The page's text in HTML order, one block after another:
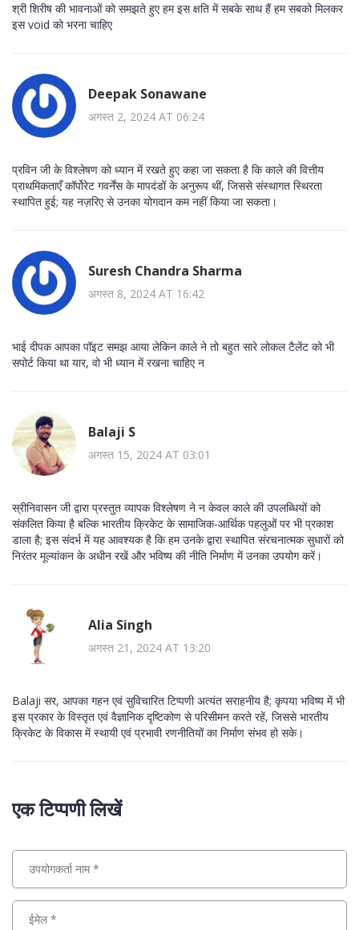
श्री शिरीष की भावनाओं को समझते हुए हम इस क्षति में सबके साथ हैं हम सबको मिलकर
इस void को भरना चाहिए
Deepak Sonawane
अगस्त 2, 2024 AT 06:24
प्रविन जी के विश्लेषण को ध्यान में रखते हुए कहा जा सकता है कि काले की वित्तीय
प्राथमिकताएँ कॉर्पोरेट गवर्नेंस के मापदंडों के अनुरूप थीं, जिससे संस्थागत स्थिरता
स्थापित हुई; यह नज़रिए से उनका योगदान कम नहीं किया जा सकता।
Suresh Chandra Sharma
अगस्त 8, 2024 AT 16:42
भाई दीपक आपका पॉइट समझ आया लेकिन काले ने तो बहुत सारे लोकल टैलेंट को भी
सपोर्ट किया था यार, वो भी ध्यान में रखना चाहिए न
Balaji S
अगस्त 15, 2024 AT 03:01
स्रीनिवासन जी द्वारा प्रस्तुत व्यापक विश्लेषण ने न केवल काले की उपलब्धियों को
संकलित किया है बल्कि भारतीय क्रिकेट के सामाजिक-आर्थिक पहलुओं पर भी प्रकाश
डाला है; इस संदर्भ में यह आवश्यक है कि हम उनके द्वारा स्थापित संरचनात्मक सुधारों को
निरंतर मूल्यांकन के अधीन रखें और भविष्य की नीति निर्माण में उनका उपयोग करें।
Alia Singh
अगस्त 21, 2024 AT 13:20
Balaji सर, आपका गहन एवं सुविचारित टिप्पणी अत्यंत सराहनीय है; कृपया भविष्य में भी
इस प्रकार के विस्तृत एवं वैज्ञानिक दृष्टिकोण से परिसीमन करते रहें, जिससे भारतीय
क्रिकेट के विकास में स्थायी एवं प्रभावी रणनीतियों का निर्माण संभव हो सके।
एक टिप्पणी लिखें